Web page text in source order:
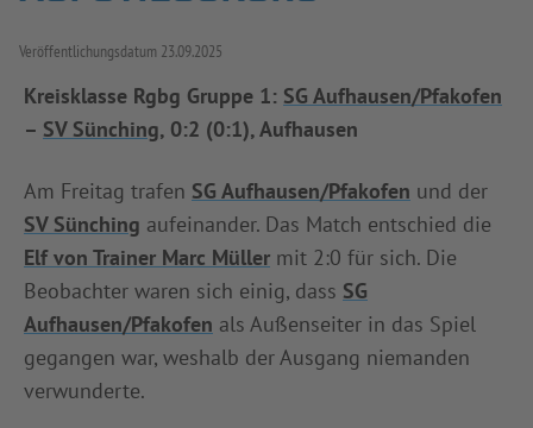
SPIELBETRIEB & VERBANDSLEBEN
AUSBILDUNG & FÖRDERUNG
DER VERBAND
Veröffentlichungsdatum 23.09.2025
Kreisklasse Rgbg Gruppe 1: SG Aufhausen/Pfakofen
– SV Sünching, 0:2 (0:1), Aufhausen
Am Freitag trafen SG Aufhausen/Pfakofen und der
SV Sünching aufeinander. Das Match entschied die
Elf von Trainer Marc Müller mit 2:0 für sich. Die
Beobachter waren sich einig, dass SG
Aufhausen/Pfakofen als Außenseiter in das Spiel
gegangen war, weshalb der Ausgang niemanden
verwunderte.